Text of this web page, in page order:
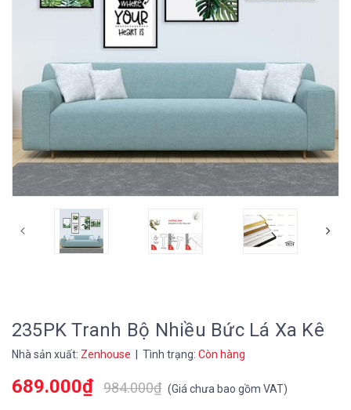
235PK Tranh Bộ Nhiều Bức Lá Xa Kê
Nhà sản xuất: Zenhouse | Tình trạng: Còn hàng
689.000₫ 984.000₫ (Giá chưa bao gồm VAT)